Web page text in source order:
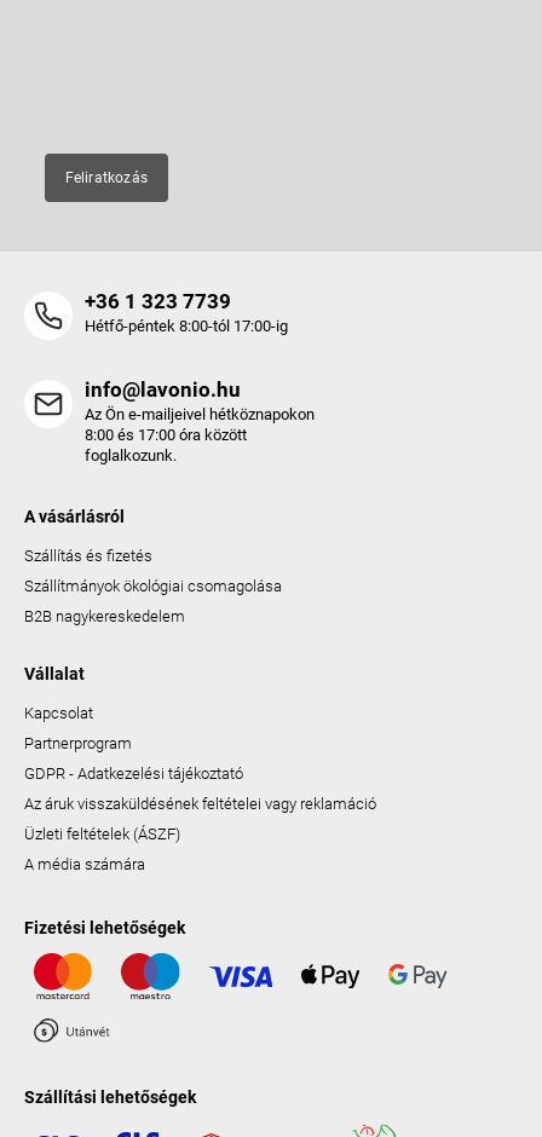
Feliratkozás
+36 1 323 7739
Hétfő-péntek 8:00-tól 17:00-ig
info@lavonio.hu
Az Ön e-mailjeivel hétköznapokon
8:00 és 17:00 óra között
foglalkozunk.
A vásárlásról
Szállítás és fizetés
Szállítmányok ökológiai csomagolása
B2B nagykereskedelem
Vállalat
Kapcsolat
Partnerprogram
GDPR - Adatkezelési tájékoztató
Az áruk visszaküldésének feltételei vagy reklamáció
Üzleti feltételek (ÁSZF)
A média számára
Fizetési lehetőségek
Szállítási lehetőségek